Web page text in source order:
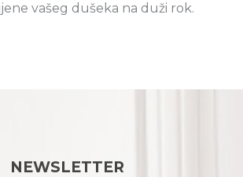
vašeg dušeka na duži rok.
NEWSLETTER